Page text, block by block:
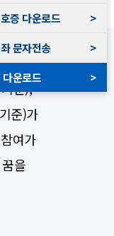
준),
준)가
여가
을
증 다운로드
>
문자전송
>
다운로드
>